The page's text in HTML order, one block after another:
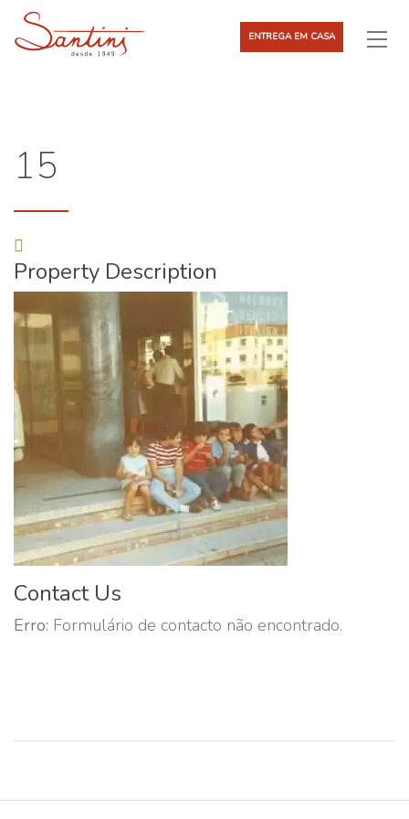
ENTREGA EM CASA
15
Property Description
Contact Us
Erro: Formulário de contacto não encontrado.